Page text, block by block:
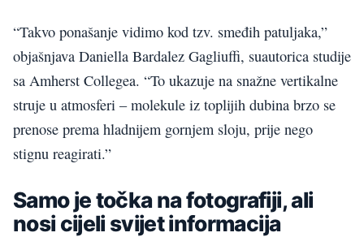
“Takvo ponašanje vidimo kod tzv. smeđih patuljaka,”
objašnjava Daniella Bardalez Gagliuffi, suautorica studije
sa Amherst Collegea. “To ukazuje na snažne vertikalne
struje u atmosferi – molekule iz toplijih dubina brzo se
prenose prema hladnijem gornjem sloju, prije nego
stignu reagirati.”
Samo je točka na fotografiji, ali
nosi cijeli svijet informacija